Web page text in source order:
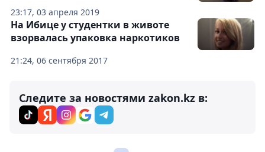
23:17, 03 апреля 2019
21:24, 06 сентября 2017
На Ибице у студентки в животе
взорвалась упаковка наркотиков
Следите за новостями zakon.kz в: